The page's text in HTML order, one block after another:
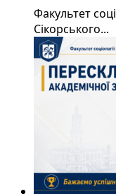
Факультет
Сікорського...